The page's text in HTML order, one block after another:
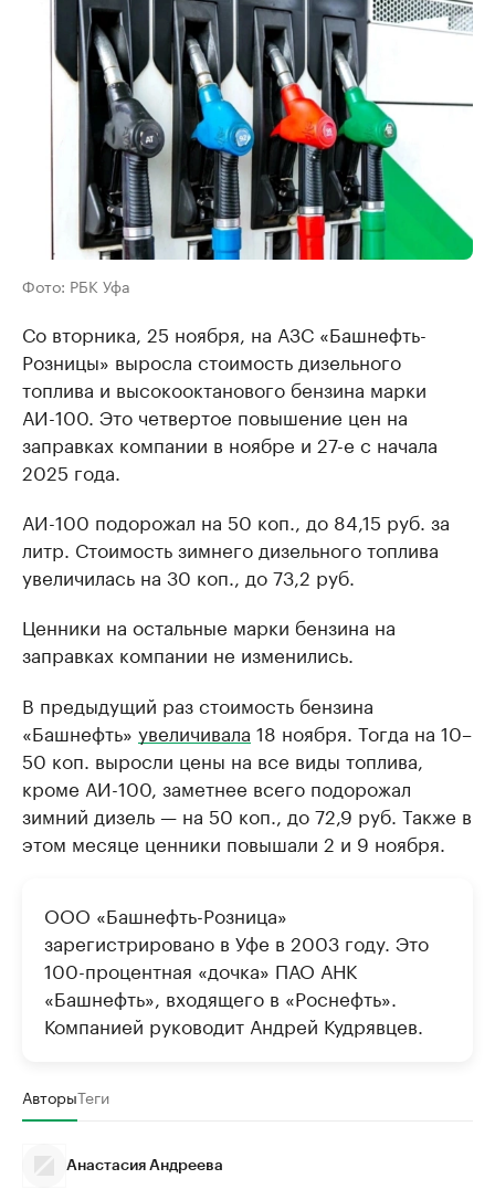
Фото: РБК Уфа
Со вторника, 25 ноября, на АЗС «Башнефть-
Розницы» выросла стоимость дизельного
топлива и высокооктанового бензина марки
АИ-100. Это четвертое повышение цен на
заправках компании в ноябре и 27-е с начала
2025 года.
АИ-100 подорожал на 50 коп., до 84,15 руб. за
литр. Стоимость зимнего дизельного топлива
увеличилась на 30 коп., до 73,2 руб.
Ценники на остальные марки бензина на
заправках компании не изменились.
В предыдущий раз стоимость бензина
«Башнефть» увеличивала 18 ноября. Тогда на 10–
50 коп. выросли цены на все виды топлива,
кроме АИ-100, заметнее всего подорожал
зимний дизель — на 50 коп., до 72,9 руб. Также в
этом месяце ценники повышали 2 и 9 ноября.
ООО «Башнефть-Розница»
зарегистрировано в Уфе в 2003 году. Это
100-процентная «дочка» ПАО АНК
«Башнефть», входящего в «Роснефть».
Компанией руководит Андрей Кудрявцев.
АвторыТеги
Анастасия Андреева